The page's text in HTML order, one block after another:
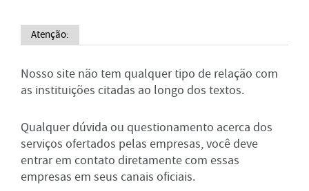
Atenção:
Nosso site não tem qualquer tipo de relação com
as instituições citadas ao longo dos textos.
Qualquer dúvida ou questionamento acerca dos
serviços ofertados pelas empresas, você deve
entrar em contato diretamente com essas
empresas em seus canais oficiais.